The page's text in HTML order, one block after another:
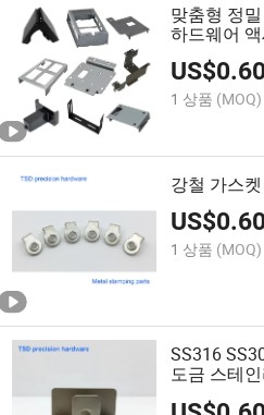
맞춤형 정
하드웨어
성형 스탬
US$
1 상품 (MOQ)
강철 가스
US$
1 상품 (MOQ)
SS316
도금 스테